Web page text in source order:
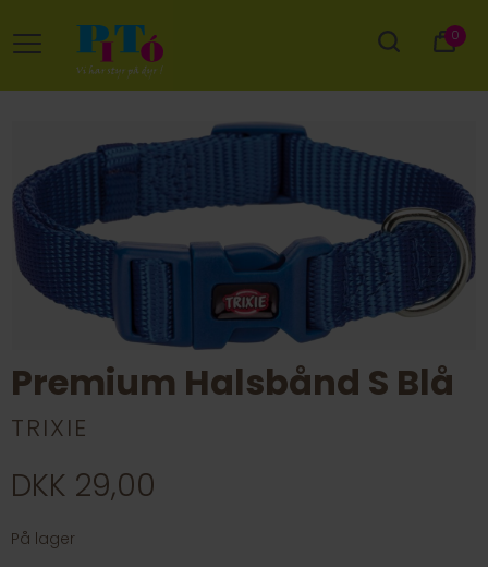
0
Premium Halsbånd S Blå
TRIXIE
DKK 29,00
På lager